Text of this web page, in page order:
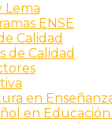
Lema
ENSE
Calidad
de Calidad
en
en